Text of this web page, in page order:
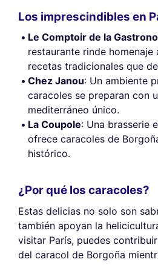
Los imprescindibles en
Le Comptoir de la
restaurante rinde
recetas tradicionales que
Chez Janou: Un ambiente
caracoles se preparan con
mediterráneo único.
La Coupole: Una brasserie
ofrece caracoles de
histórico.
¿Por qué los caracoles?
Estas delicias no solo son
también apoyan la
visitar París, puedes
del caracol de Borgoña